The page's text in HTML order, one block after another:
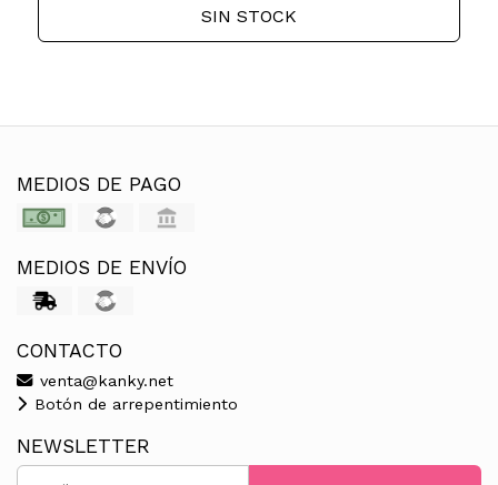
SIN STOCK
MEDIOS DE PAGO
MEDIOS DE ENVÍO
CONTACTO
venta@kanky.net
Botón de arrepentimiento
NEWSLETTER